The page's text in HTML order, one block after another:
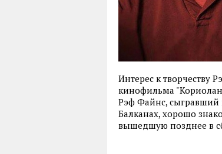
Интерес к творчеству
кинофильма
Рэф Файнс, сыгравший
Балканах, хорошо
вышедшую позднее в